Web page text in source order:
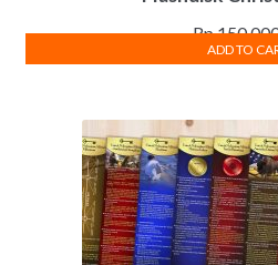
Rp
ADD TO